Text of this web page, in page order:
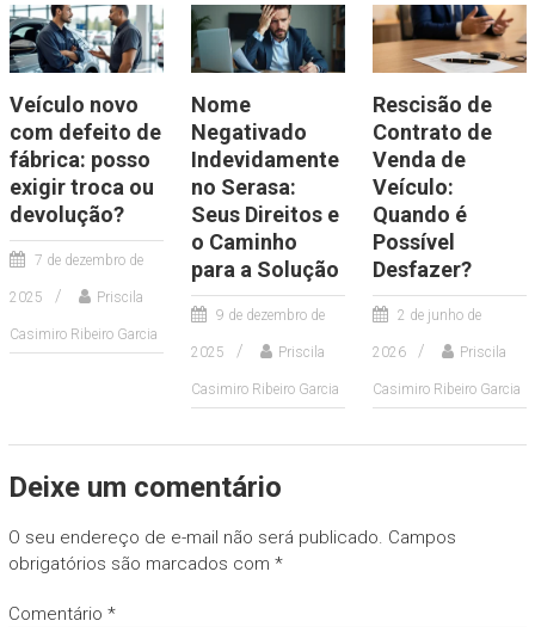
Veículo novo
com defeito de
fábrica: posso
exigir troca ou
devolução?
7 de dezembro de
2025 Priscila
Casimiro Ribeiro Garcia
Nome
Negativado
Indevidamente
no Serasa:
Seus Direitos e
o Caminho
para a Solução
9 de dezembro de
2025 Priscila
Casimiro Ribeiro Garcia
Rescisão de
Contrato de
Venda de
Veículo:
Quando é
Possível
Desfazer?
2 de junho de
2026 Priscila
Casimiro Ribeiro Garcia
Deixe um comentário
O seu endereço de e-mail não será publicado. Campos
obrigatórios são marcados com *
Comentário *